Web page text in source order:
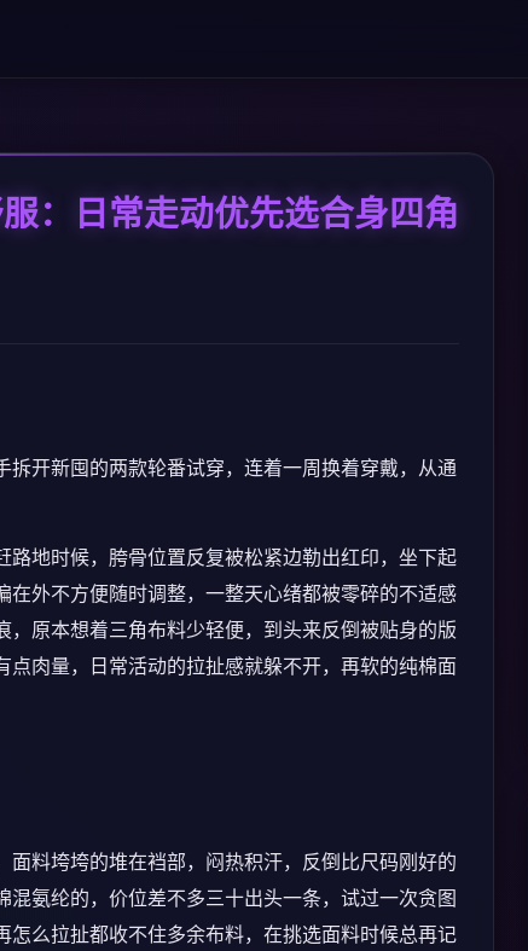
：日常走动优先选合身四角
拆开新囤的两款轮番试穿，连着一周换着穿戴，从通
地时候，胯骨位置反复被松紧边勒出红印，坐下起
外不方便随时调整，一整天心绪都被零碎的不适感
原本想着三角布料少轻便，到头来反倒被贴身的版
肉量，日常活动的拉扯感就躲不开，再软的纯棉面
料垮垮的堆在裆部，闷热积汗，反倒比尺码刚好的
氨纶的，价位差不多三十出头一条，试过一次贪图
么拉扯都收不住多余布料，在挑选面料时候总再记